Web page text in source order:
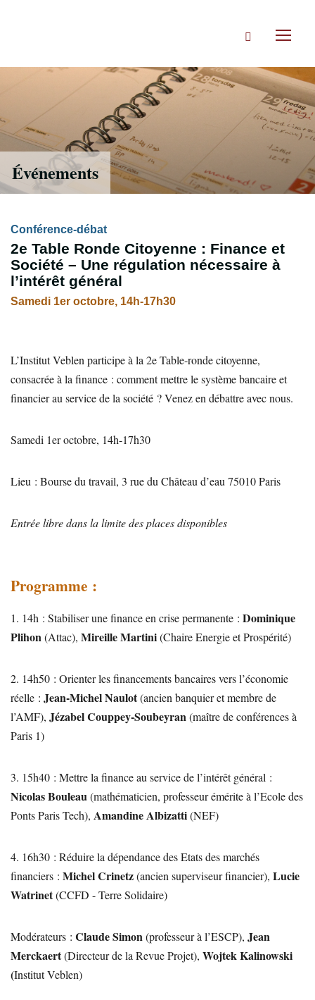
Rechercher
Événements
Conférence-débat
2e Table Ronde Citoyenne : Finance et
Société – Une régulation nécessaire à
l’intérêt général
Samedi 1er octobre, 14h-17h30
L’Institut Veblen participe à la 2e Table-ronde citoyenne,
consacrée à la finance : comment mettre le système bancaire et
financier au service de la société ? Venez en débattre avec nous.
Samedi 1er octobre, 14h-17h30
Lieu : Bourse du travail, 3 rue du Château d’eau 75010 Paris
Entrée libre dans la limite des places disponibles
Programme :
1. 14h : Stabiliser une finance en crise permanente : Dominique
Plihon(Attac), Mireille Martini(Chaire Energie et Prospérité)
2. 14h50 : Orienter les financements bancaires vers l’économie
réelle : Jean-Michel Naulot(ancien banquier et membre de
l’AMF), Jézabel Couppey-Soubeyran(maître de conférences à
Paris 1)
3. 15h40 : Mettre la finance au service de l’intérêt général :
Nicolas Bouleau(mathématicien, professeur émérite à l’Ecole des
Ponts Paris Tech), Amandine Albizatti(NEF)
4. 16h30 : Réduire la dépendance des Etats des marchés
financiers : Michel Crinetz(ancien superviseur financier), Lucie
Watrinet(CCFD - Terre Solidaire)
Modérateurs : Claude Simon(professeur à l’ESCP), Jean
Merckaert(Directeur de la Revue Projet), Wojtek Kalinowski
(Institut Veblen)